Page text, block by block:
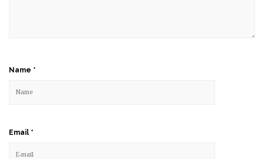
Name *
Email *